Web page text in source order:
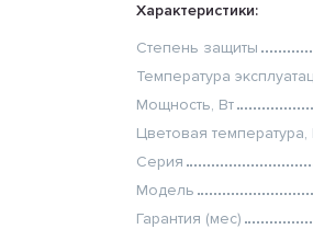
Характеристики:
Степень защиты
Температура
Мощность, Вт
Цветовая температура,
Серия
Модель
Гарантия (мес)